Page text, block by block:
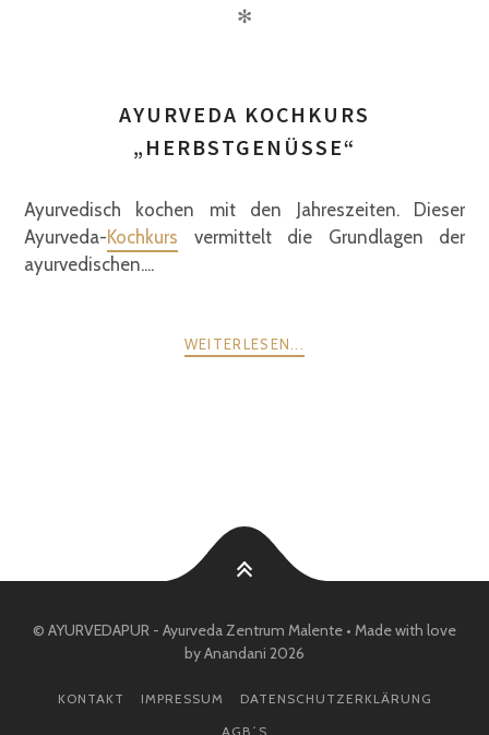
✻
AYURVEDA KOCHKURS
„HERBSTGENÜSSE“
Ayurvedisch kochen mit den Jahreszeiten. Dieser
Ayurveda- Kochkurs vermittelt die Grundlagen der
ayurvedischen....
WEITERLESEN...
© AYURVEDAPUR - Ayurveda Zentrum Malente • Made with love
by Anandani 2026
KONTAKT IMPRESSUM
DATENSCHUTZERKLÄRUNG
AGB´S